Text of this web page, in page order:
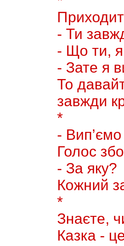
- Ти
- Що ти,
- Зате я
То
завжди
*
-
Голос
- За яку?
Кожний
*
Знаєте,
Казка -